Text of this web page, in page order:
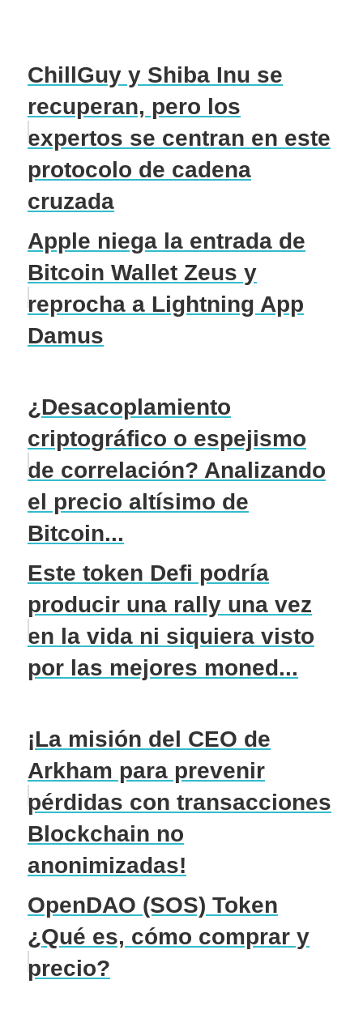
ChillGuy y Shiba Inu se
recuperan, pero los
expertos se centran en este
protocolo de cadena
cruzada
Apple niega la entrada de
Bitcoin Wallet Zeus y
reprocha a Lightning App
Damus
¿Desacoplamiento
criptográfico o espejismo
de correlación? Analizando
el precio altísimo de
Bitcoin...
Este token Defi podría
producir una rally una vez
en la vida ni siquiera visto
por las mejores moned...
¡La misión del CEO de
Arkham para prevenir
pérdidas con transacciones
Blockchain no
anonimizadas!
OpenDAO (SOS) Token
¿Qué es, cómo comprar y
precio?